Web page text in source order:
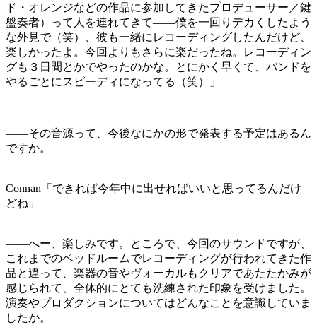
ド・オレンジなどの作品に参加してきたプロデューサー／鍵
盤奏者）って人を連れてきて――僕を一回りデカくしたよう
な外見で（笑）、彼も一緒にレコーディングしたんだけど、
楽しかったよ。今回よりもさらに楽だったね。レコーディン
グも３日間とかでやったのかな。とにかく早くて、バンドを
やるごとにスピーディになってる（笑）」
――その音源って、今後なにかの形で発表する予定はあるん
ですか。
Connan「できれば今年中に出せればいいと思ってるんだけ
どね」
――へー、楽しみです。ところで、今回のサウンドですが、
これまでのベッドルームでレコーディングが行われてきた作
品と違って、楽器の音やヴォーカルもクリアであたたかみが
感じられて、全体的にとても洗練された印象を受けました。
演奏やプロダクションについてはどんなことを意識していま
したか。